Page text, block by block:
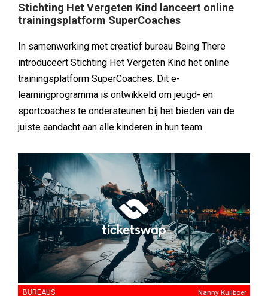
Stichting Het Vergeten Kind lanceert online
trainingsplatform SuperCoaches
In samenwerking met creatief bureau Being There
introduceert Stichting Het Vergeten Kind het online
trainingsplatform SuperCoaches. Dit e-
learningprogramma is ontwikkeld om jeugd- en
sportcoaches te ondersteunen bij het bieden van de
juiste aandacht aan alle kinderen in hun team.
BUREAUS Nanny Kuilboer